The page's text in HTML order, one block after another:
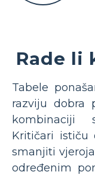
Rade li
Tabele
razviju dobra
kombinaciji
Kritičari ističu
smanjiti
određenim